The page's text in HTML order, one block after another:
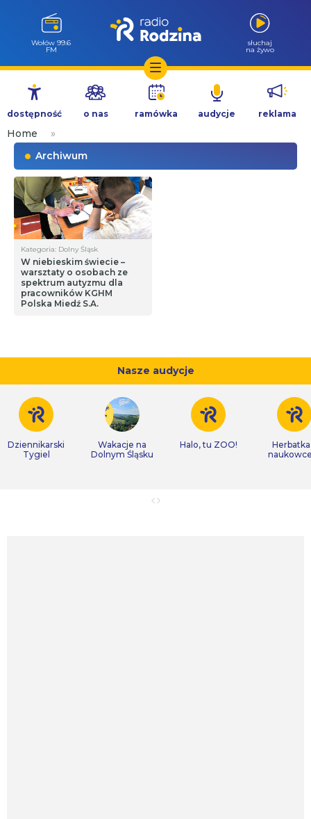
Przejdź
treści
Wołów 99.6
FM
słuchaj
na żywo
dostępność o nas ramówka audycje reklama
Home
»
Archiwum
Kategoria: Dolny Śląsk
W niebieskim świecie –
warsztaty o osobach ze
spektrum autyzmu dla
pracowników KGHM
Polska Miedź S.A.
Nasze audycje
Dziennikarski
Tygiel
Wakacje na
Dolnym Śląsku
Halo, tu ZOO!